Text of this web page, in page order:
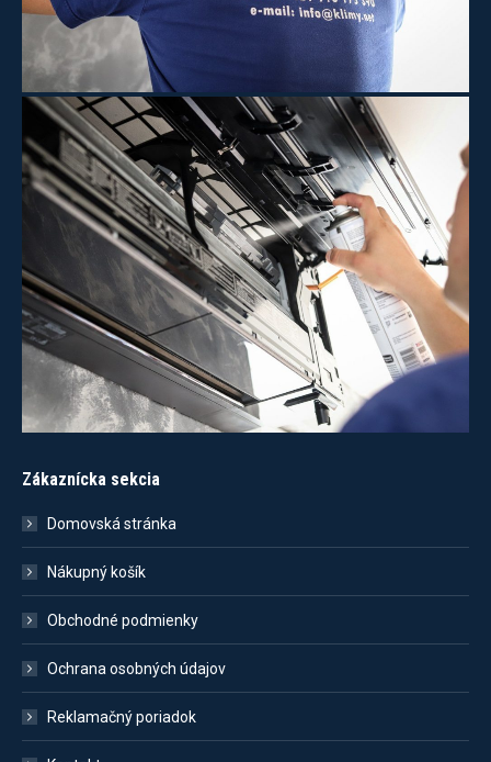
Zákaznícka sekcia
Domovská stránka
Nákupný košík
Obchodné podmienky
Ochrana osobných údajov
Reklamačný poriadok